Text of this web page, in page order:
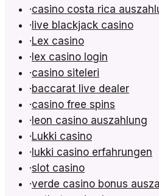
·casino costa rica
·live blackjack casino
·Lex casino
·lex casino login
·casino siteleri
·baccarat live dealer
·casino free spins
·leon casino auszahlung
·Lukki casino
·lukki casino erfahrungen
·slot casino
·verde casino bonus